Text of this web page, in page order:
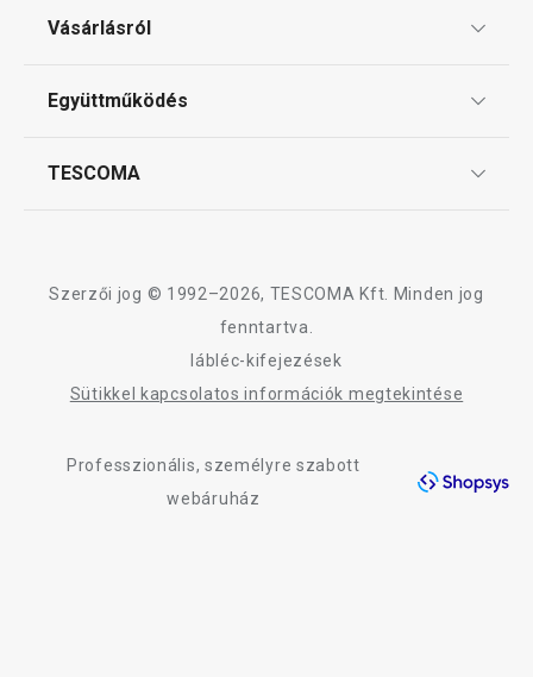
Gyakori kérdések
Vásárlásról
Reklamáció és termékvisszaküldés
Együttműködés
TESCOMA
Adatkezelési Tájékoztató
Szerzői jog © 1992–2026, TESCOMA Kft. Minden jog
fenntartva.
lábléc-kifejezések
Sütikkel kapcsolatos információk megtekintése
Professzionális, személyre szabott
webáruház